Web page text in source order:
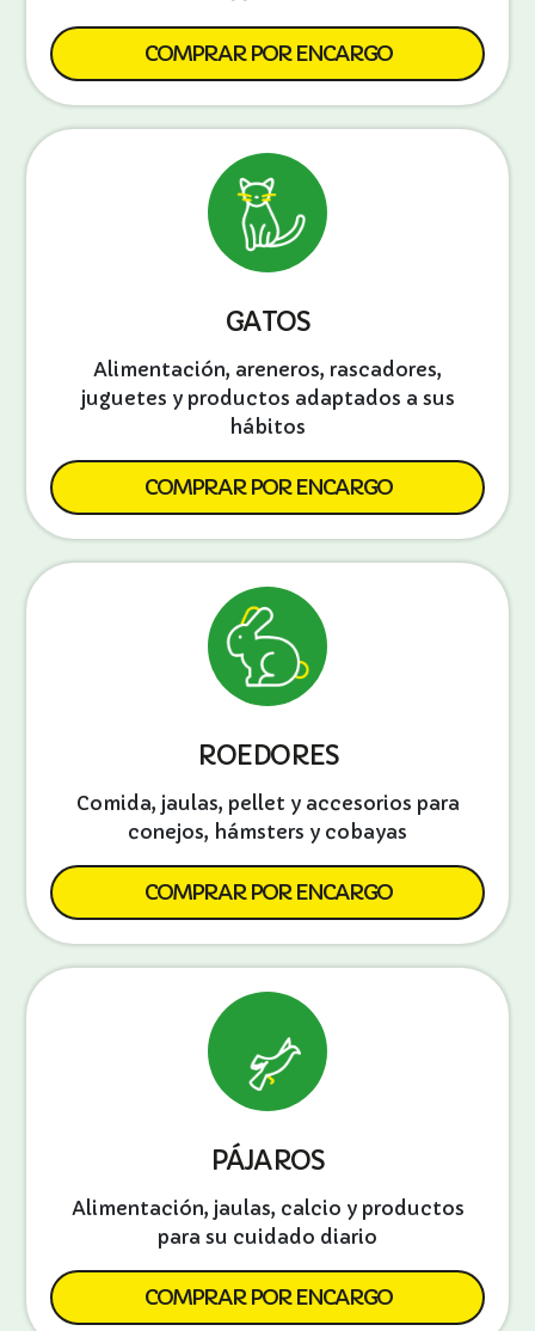
COMPRAR POR ENCARGO
GATOS
Alimentación, areneros, rascadores,
juguetes y productos adaptados a sus
hábitos
COMPRAR POR ENCARGO
ROEDORES
Comida, jaulas, pellet y accesorios para
conejos, hámsters y cobayas
COMPRAR POR ENCARGO
PÁJAROS
Alimentación, jaulas, calcio y productos
para su cuidado diario
COMPRAR POR ENCARGO